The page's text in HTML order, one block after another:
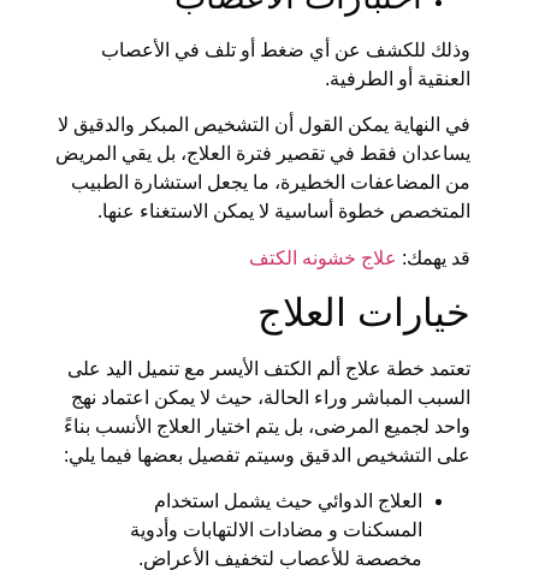
وذلك للكشف عن أي ضغط أو تلف في الأعصاب
العنقية أو الطرفية.
في النهاية يمكن القول أن التشخيص المبكر والدقيق لا
يساعدان فقط في تقصير فترة العلاج، بل يقي المريض
من المضاعفات الخطيرة، ما يجعل استشارة الطبيب
المتخصص خطوة أساسية لا يمكن الاستغناء عنها.
قد يهمك: علاج خشونه الكتف
خيارات العلاج
تعتمد خطة علاج ألم الكتف الأيسر مع تنميل اليد على
السبب المباشر وراء الحالة، حيث لا يمكن اعتماد نهج
واحد لجميع المرضى، بل يتم اختيار العلاج الأنسب بناءً
على التشخيص الدقيق وسيتم تفصيل بعضها فيما يلي:
العلاج الدوائي حيث يشمل استخدام
المسكنات و مضادات الالتهابات وأدوية
مخصصة للأعصاب لتخفيف الأعراض.